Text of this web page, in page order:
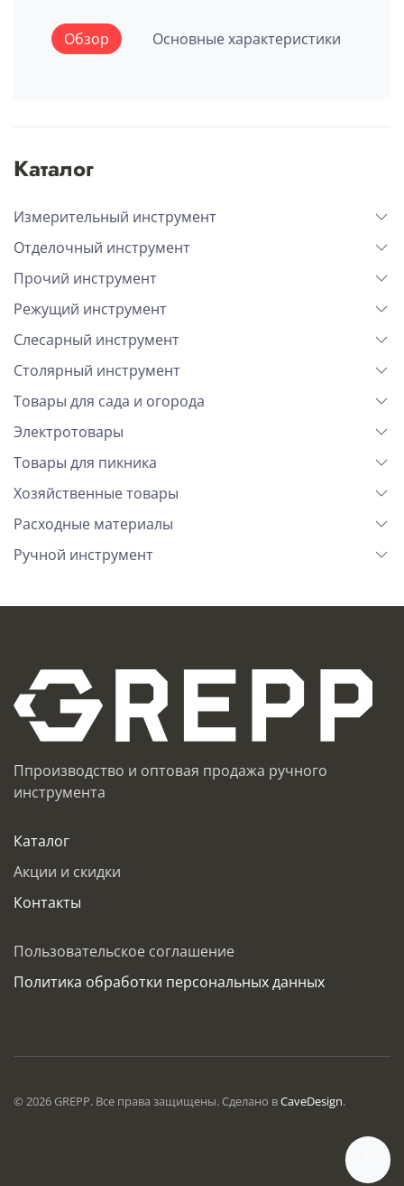
Обзор Основные характеристики
Каталог
Измерительный инструмент
Отделочный инструмент
Прочий инструмент
Режущий инструмент
Слесарный инструмент
Столярный инструмент
Товары для сада и огорода
Электротовары
Товары для пикника
Хозяйственные товары
Расходные материалы
Ручной инструмент
Ппроизводство и оптовая продажа ручного
инструмента
Каталог
Акции и скидки
Контакты
Пользовательское соглашение
Политика обработки персональных данных
© 2026 GREPP. Все права защищены. Сделано вCaveDesign.